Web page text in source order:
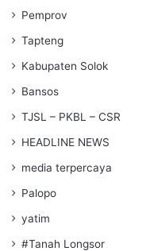
Pemprov
Tapteng
Kabupaten Solok
Bansos
TJSL – PKBL – CSR
HEADLINE NEWS
media terpercaya
Palopo
yatim
#Tanah Longsor